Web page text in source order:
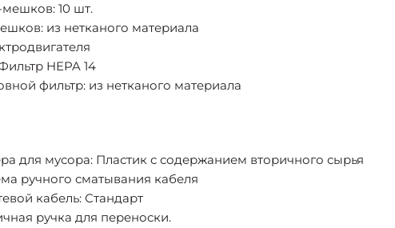
10 шт.
из нетканого материала
HEPA 14
фильтр: из нетканого материала
для мусора: Пластик с содержанием вторичного сырья
ручного сматывания кабеля
кабель: Стандарт
ручка для переноски.